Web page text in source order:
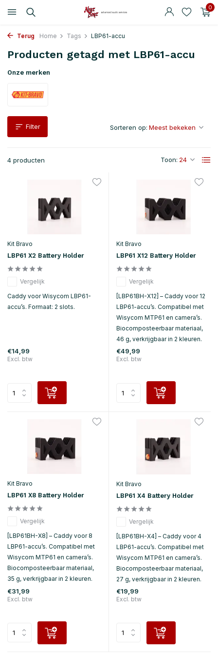
0
Terug Home Tags LBP61-accu
Producten getagd met LBP61-accu
Onze merken
Filter
4 producten Toon:
Sorteren op:
Kit Bravo
LBP61 X2 Battery Holder
Vergelijk
Caddy voor Wisycom LBP61-
accu’s. Formaat: 2 slots.
€14,99
Excl. btw
Kit Bravo
LBP61 X12 Battery Holder
Vergelijk
[LBP61BH-X12] – Caddy voor 12
LBP61-accu’s. Compatibel met
Wisycom MTP61 en camera’s.
Biocomposteerbaar materiaal,
46 g, verkrijgbaar in 2 kleuren.
€49,99
Excl. btw
Kit Bravo
LBP61 X8 Battery Holder
Vergelijk
[LBP61BH-X8] – Caddy voor 8
LBP61-accu’s. Compatibel met
Wisycom MTP61 en camera’s.
Biocomposteerbaar materiaal,
35 g, verkrijgbaar in 2 kleuren.
€31,99
Excl. btw
Kit Bravo
LBP61 X4 Battery Holder
Vergelijk
[LBP61BH-X4] – Caddy voor 4
LBP61-accu’s. Compatibel met
Wisycom MTP61 en camera’s.
Biocomposteerbaar materiaal,
27 g, verkrijgbaar in 2 kleuren.
€19,99
Excl. btw